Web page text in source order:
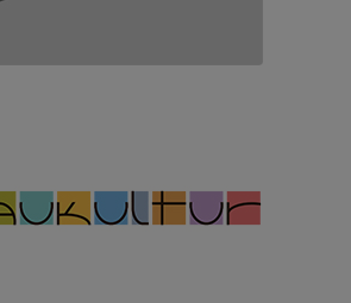
españolas: